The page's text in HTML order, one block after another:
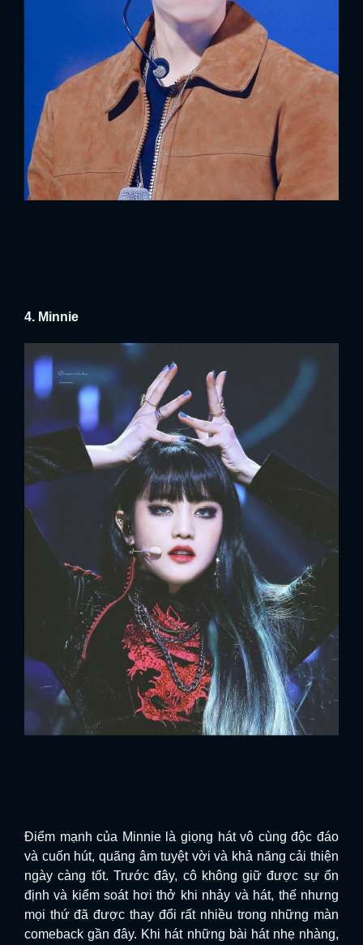
4. Minnie
Điểm mạnh của Minnie là giọng hát vô cùng độc đáo
và cuốn hút, quãng âm tuyệt vời và khả năng cải thiện
ngày càng tốt. Trước đây, cô không giữ được sự ổn
định và kiểm soát hơi thở khi nhảy và hát, thế nhưng
mọi thứ đã được thay đổi rất nhiều trong những màn
comeback gần đây. Khi hát những bài hát nhẹ nhàng,